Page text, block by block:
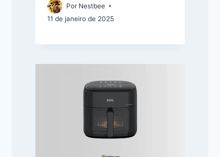
Por Nestbee
11 de janeiro de 2025